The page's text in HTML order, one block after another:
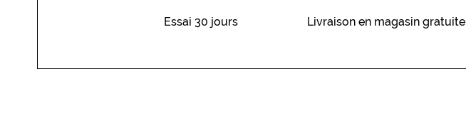
Essai 30 jours Livraison en magasin gratuite